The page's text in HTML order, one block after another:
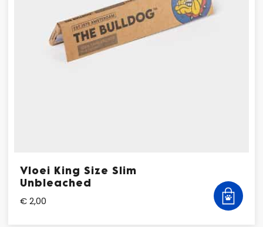
Vloei King Size Slim
Unbleached
€ 2,00